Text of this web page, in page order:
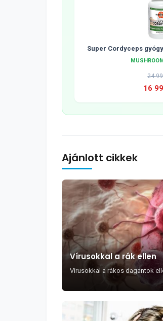
Super Cordyceps
24
16
Ajánlott cikkek
Vírusokkal a rák ellen
Vírusokkal a rákos dagantok